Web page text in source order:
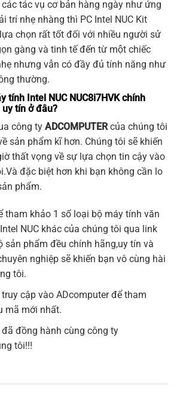
tác vụ cơ bản hàng ngày như ứng
trí nhẹ nhàng thì PC Intel NUC Kit
chọn rất tốt đối với nhiều người sử
gàng và tinh tế đến từ một chiếc
nhưng vẫn có đầy đủ tính năng như
thường.
tính Intel NUC NUC8i7HVK chính
tín ở đâu?
công ty ADCOMPUTERcủa chúng tôi
sản phẩm kĩ hơn. Chúng tôi sẽ khiến
thất vọng về sự lựa chọn tin cậy vào
đặc biệt hơn khi bạn không cần lo
phẩm.
tham khảo 1 số loại bộ máy tính văn
NUC khác của chúng tôi qua link
sản phẩm đều chính hãng,uy tín và
nghiệp sẽ khiến bạn vô cùng hài
tôi.
cập vào ADcomputerđể tham
mã mới nhất.
đồng hành cùng công ty
tôi!!!